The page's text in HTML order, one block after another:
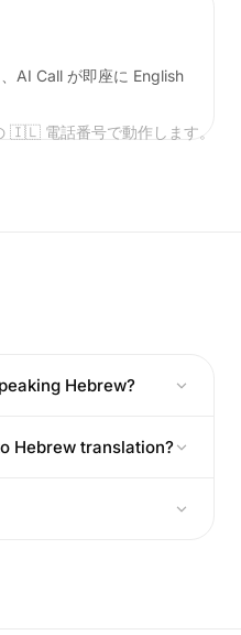
AI Call が即座に English
電話番号で動作します。
Hebrew?
Hebrew translation?